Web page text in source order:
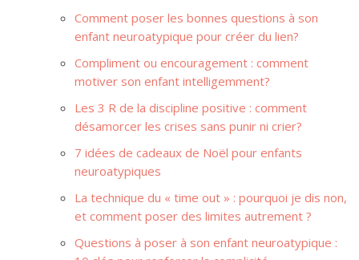
Comment poser les bonnes questions à son
enfant neuroatypique pour créer du lien?
Compliment ou encouragement : comment
motiver son enfant intelligemment?
Les 3 R de la discipline positive : comment
désamorcer les crises sans punir ni crier?
7 idées de cadeaux de Noël pour enfants
neuroatypiques
La technique du « time out » : pourquoi je dis non,
et comment poser des limites autrement ?
Questions à poser à son enfant neuroatypique :